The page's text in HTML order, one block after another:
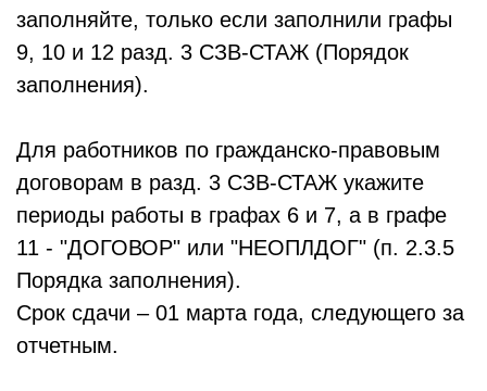
заполняйте, только если заполнили графы
9, 10 и 12 разд. 3 СЗВ-СТАЖ (Порядок
заполнения).
Для работников по гражданско-правовым
договорам в разд. 3 СЗВ-СТАЖ укажите
периоды работы в графах 6 и 7, а в графе
11 - "ДОГОВОР" или "НЕОПЛДОГ" (п. 2.3.5
Порядка заполнения).
Срок сдачи – 01 марта года, следующего за
отчетным.